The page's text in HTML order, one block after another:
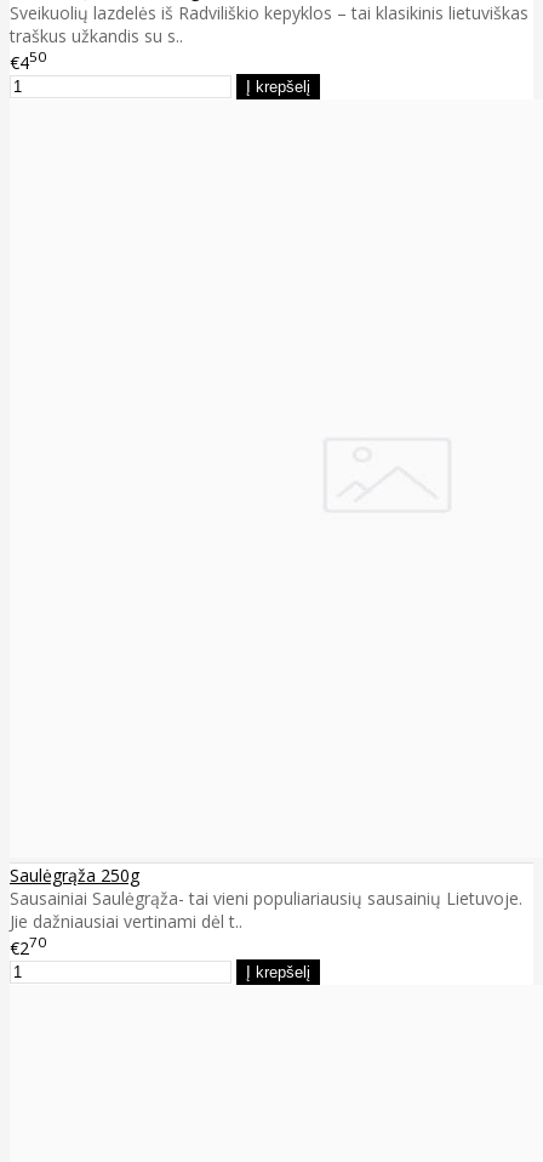
Sveikuolių lazdelės iš Radviliškio kepyklos – tai klasikinis lietuviškas
traškus užkandis su s..
€450
Saulėgrąža 250g
Sausainiai Saulėgrąža- tai vieni populiariausių sausainių Lietuvoje.
Jie dažniausiai vertinami dėl t..
€270